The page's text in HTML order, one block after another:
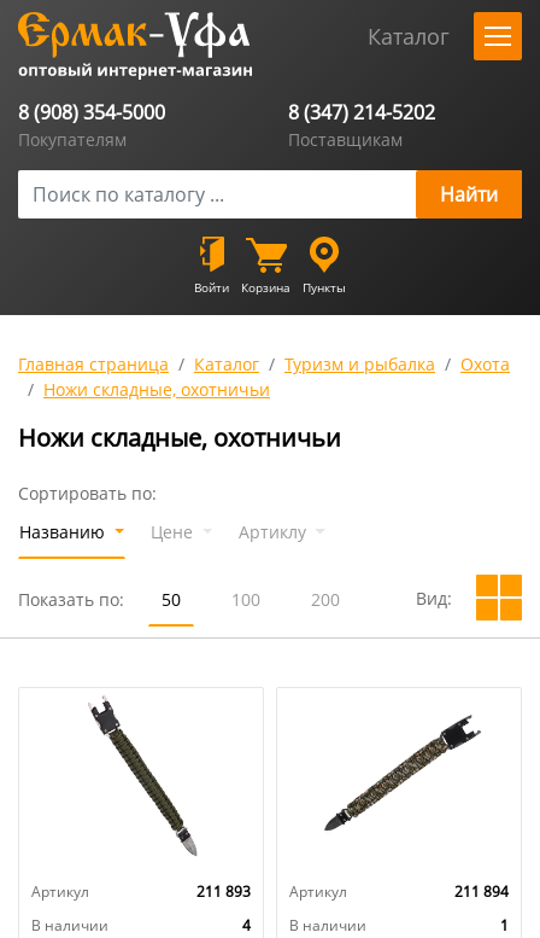
Каталог
8 (908) 354-5000
Покупателям
8 (347) 214-5202
Поставщикам
Войти Корзина Пункты
Главная страница Каталог Туризм и рыбалка
Охота
Ножи складные, охотничьи
Ножи складные, охотничьи
Сортировать по:
Названию
Цене Артиклу
Показать по: 50 100 200 Вид:
Артикул
211 893
В наличии
4
Артикул
211 894
В наличии
1